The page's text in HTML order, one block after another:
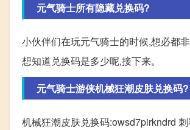
元气骑士所有隐藏兑换码?
小伙伴们在玩元气骑士的时候,想必都
想知道兑换码是多少呢,接下来。
元气骑士游侠机械狂潮皮肤兑换码?
机械狂潮皮肤兑换码:owsd7pirkndrd